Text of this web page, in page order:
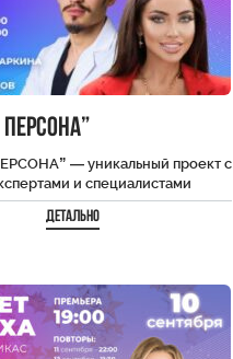
— уникальный проект с
и специалистами
Каждая программа — это
Детально